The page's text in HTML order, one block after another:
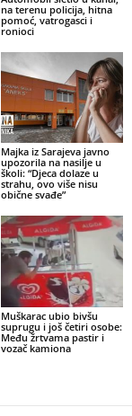
na terenu policija, hitna
pomoć, vatrogasci i
ronioci
Majka iz Sarajeva javno
upozorila na nasilje u
školi: “Djeca dolaze u
strahu, ovo više nisu
obične svađe”
Muškarac ubio bivšu
suprugu i još četiri osobe:
Među žrtvama pastir i
vozač kamiona